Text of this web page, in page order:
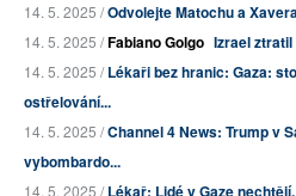
14. 5. 2025 /Odvolejte Matochu a
14. 5. 2025 /Fabiano Golgo Izrael
14. 5. 2025 /Lékaři bez hranic: Gaza:
ostřelování...
14. 5. 2025 /Channel 4 News: Trump v
vybombardo...
14. 5. 2025 /Lékař: Lidé v Gaze